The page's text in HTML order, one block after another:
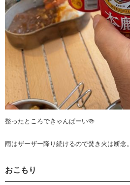
整ったところできゃんぱーい🍻
雨はザーザー降り続けるので焚き火は断念。
おこもり